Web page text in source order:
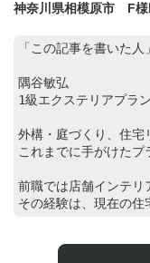
神奈川県相模原市 F様
「この記事を書いた人」
隅谷敏弘
1級エクステリアプラ
外構・庭づくり、住宅
これまでに手がけた
前職では店舗インテリ
その経験は、現在の